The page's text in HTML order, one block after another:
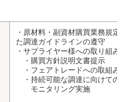
・原材料・副資材購買業務規定に
た調達ガイドラインの遵守
・サプライヤー様への取り組み
・購買方針説明文書提示
・フェアトレードへの取組み
・持続可能な調達に向けての
モニタリング実施